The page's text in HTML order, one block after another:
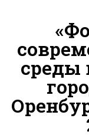
среды